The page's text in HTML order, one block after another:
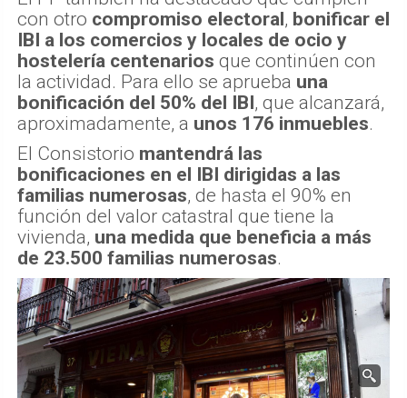
con otro compromiso electoral, bonificar el
IBI a los comercios y locales de ocio y
hostelería centenarios que continúen con
la actividad. Para ello se aprueba una
bonificación del 50% del IBI, que alcanzará,
aproximadamente, a unos 176 inmuebles.
El Consistorio mantendrá las
bonificaciones en el IBI dirigidas a las
familias numerosas, de hasta el 90% en
función del valor catastral que tiene la
vivienda, una medida que beneficia a más
de 23.500 familias numerosas.